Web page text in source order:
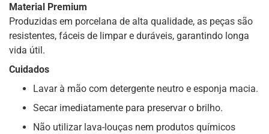
Material Premium
Produzidas em porcelana de alta qualidade, as peças são
resistentes, fáceis de limpar e duráveis, garantindo longa
vida útil.
Cuidados
Lavar à mão com detergente neutro e esponja macia.
Secar imediatamente para preservar o brilho.
Não utilizar lava-louças nem produtos químicos